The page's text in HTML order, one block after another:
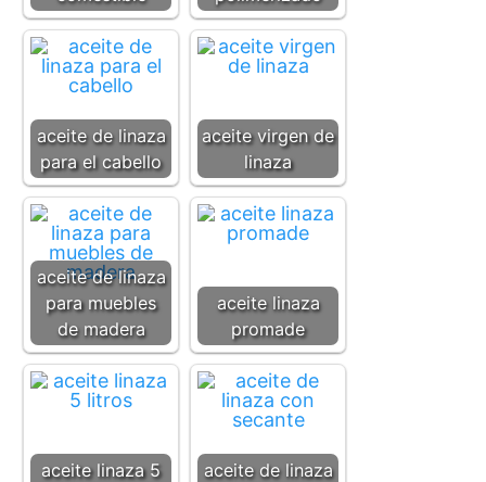
aceite de linaza
para el cabello
aceite virgen de
linaza
aceite de linaza
para muebles
de madera
aceite linaza
promade
aceite linaza 5
aceite de linaza